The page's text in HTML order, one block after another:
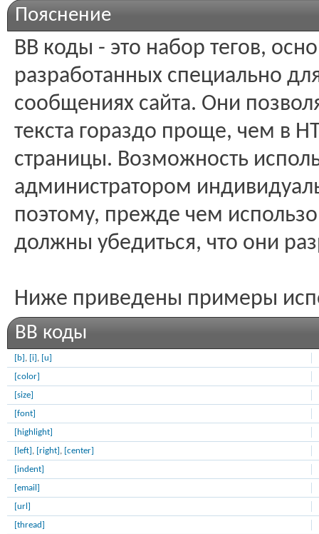
Пояснение
BB коды - это набор тегов,
разработанных специально
сообщениях сайта. Они
текста гораздо проще, чем в
страницы. Возможность
администратором
поэтому, прежде чем
должны убедиться, что они
Ниже приведены примеры
BB коды
[b] , [i] , [u]
[color]
[size]
[font]
[highlight]
[left] , [right] , [center]
[indent]
[email]
[url]
[thread]